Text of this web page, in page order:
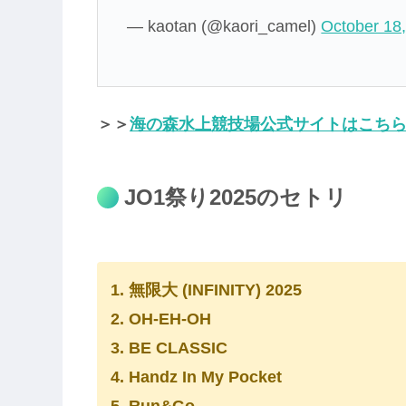
— kaotan (@kaori_camel)October
＞＞海の森水上競技場公式サイトはこちら
JO1祭り2025のセトリ
1. 無限大 (INFINITY) 2025
2. OH-EH-OH
3. BE CLASSIC
4. Handz In My Pocket